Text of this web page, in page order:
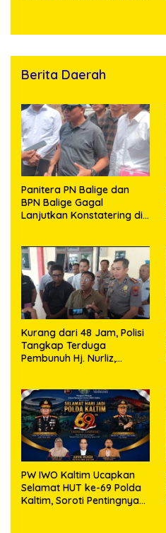
Berita Daerah
Panitera PN Balige dan
BPN Balige Gagal
Lanjutkan Konstatering di
Kurang dari 48 Jam, Polisi
Tangkap Terduga
Pembunuh Hj. Nurliz,
PW IWO Kaltim Ucapkan
Selamat HUT ke-69 Polda
Kaltim, Soroti Pentingnya